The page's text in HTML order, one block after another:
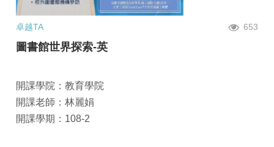
卓越TA 653
圖書館世界探索-英
開課學院：教育學院
開課老師：林麗娟
開課學期：108-2